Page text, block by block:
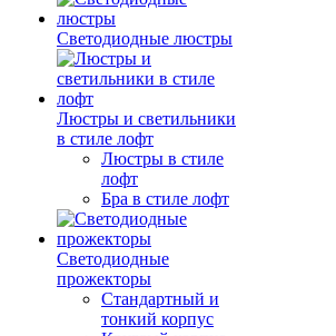
Светодиодные люстры
Люстры и светильники
в стиле лофт
Люстры в стиле
лофт
Бра в стиле лофт
Светодиодные
прожекторы
Стандартный и
тонкий корпус